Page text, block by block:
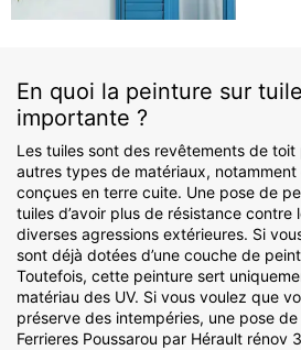
En quoi la peinture sur
importante ?
Les tuiles sont des revêtements de
autres types de matériaux,
conçues en terre cuite. Une pose de
tuiles d’avoir plus de résistance contre
diverses agressions extérieures. Si
sont déjà dotées d’une couche de
Toutefois, cette peinture sert
matériau des UV. Si vous voulez que
préserve des intempéries, une pose
Ferrieres Poussarou par Hérault rénov